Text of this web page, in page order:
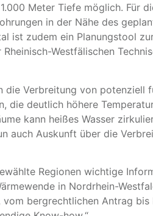
Meter Tiefe möglich. Für
in der Nähe des
ist zudem ein Planungstool
Westfälischen
die Verbreitung von potenziell
die deutlich höhere
kann heißes Wasser
auch Auskunft über die
Regionen wichtige
in Nordrhein-
bergrechtlichen Antrag